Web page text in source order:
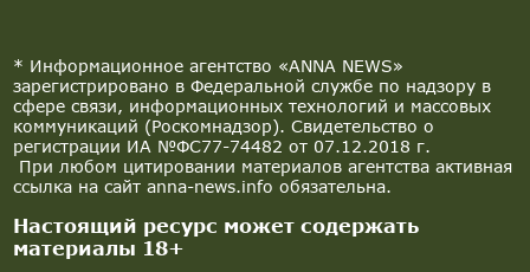
* Информационное агентство «ANNA NEWS»
зарегистрировано в Федеральной службе по надзору в
сфере связи, информационных технологий и массовых
коммуникаций (Роскомнадзор). Свидетельство о
регистрации ИА №ФС77-74482 от 07.12.2018 г.
При любом цитировании материалов агентства активная
ссылка на сайт anna-news.info обязательна.
Настоящий ресурс может содержать
материалы 18+